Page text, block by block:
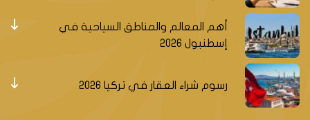
أهم المعالم والمناطق السياحية في
إسطنبول 2026
رسوم شراء العقار في تركيا 2026